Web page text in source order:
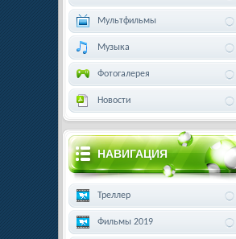
Мультфильмы
Музыка
Фотогалерея
Новости
НАВИГАЦИЯ
Треллер
Фильмы 2019